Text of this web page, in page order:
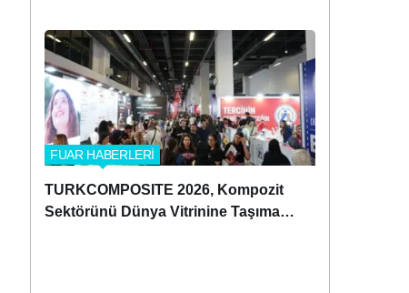
FUAR HABERLERİ
TURKCOMPOSITE 2026, Kompozit
Sektörünü Dünya Vitrinine Taşımaya